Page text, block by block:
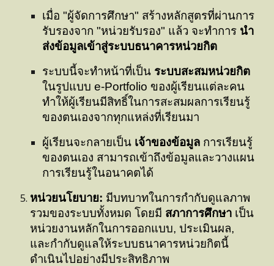
เมื่อ "ผู้จัดการศึกษา" สร้างหลักสูตรที่ผ่านการ
รับรองจาก "หน่วยรับรอง" แล้ว จะทำการ นำ
ส่งข้อมูลเข้าสู่ระบบธนาคารหน่วยกิต
ระบบนี้จะทำหน้าที่เป็น ระบบสะสมหน่วยกิต
ในรูปแบบ e-Portfolio ของผู้เรียนแต่ละคน
ทำให้ผู้เรียนมีสิทธิ์ในการสะสมผลการเรียนรู้
ของตนเองจากทุกแหล่งที่เรียนมา
ผู้เรียนจะกลายเป็น เจ้าของข้อมูล การเรียนรู้
ของตนเอง สามารถเข้าถึงข้อมูลและวางแผน
การเรียนรู้ในอนาคตได้
หน่วยนโยบาย: มีบทบาทในการกำกับดูแลภาพ
รวมของระบบทั้งหมด โดยมี สภาการศึกษา เป็น
หน่วยงานหลักในการออกแบบ, ประเมินผล,
และกำกับดูแลให้ระบบธนาคารหน่วยกิตนี้
ดำเนินไปอย่างมีประสิทธิภาพ